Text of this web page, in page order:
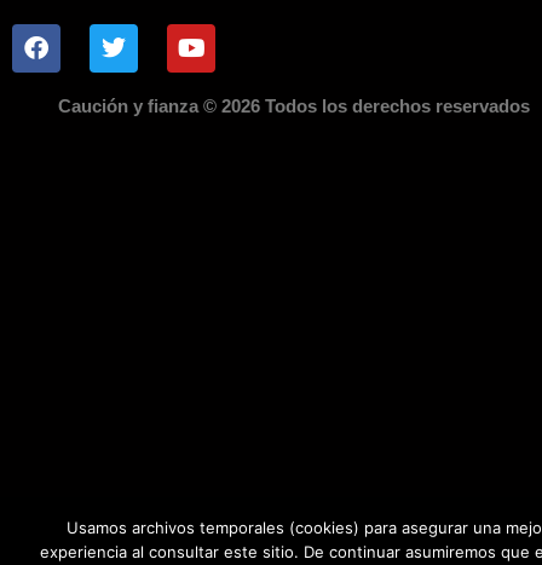
Caución y fianza © 2026 Todos los derechos reservados
Usamos archivos temporales (cookies) para asegurar una
experiencia al consultar este sitio. De continuar asumiremos que